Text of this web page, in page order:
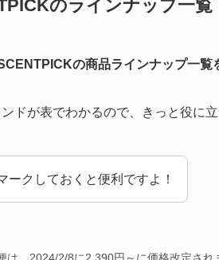
のラインナップ一覧
の商品ラインナップ一覧
ドが表でわかるので、きっと役に立
ークしておくと便利ですよ！